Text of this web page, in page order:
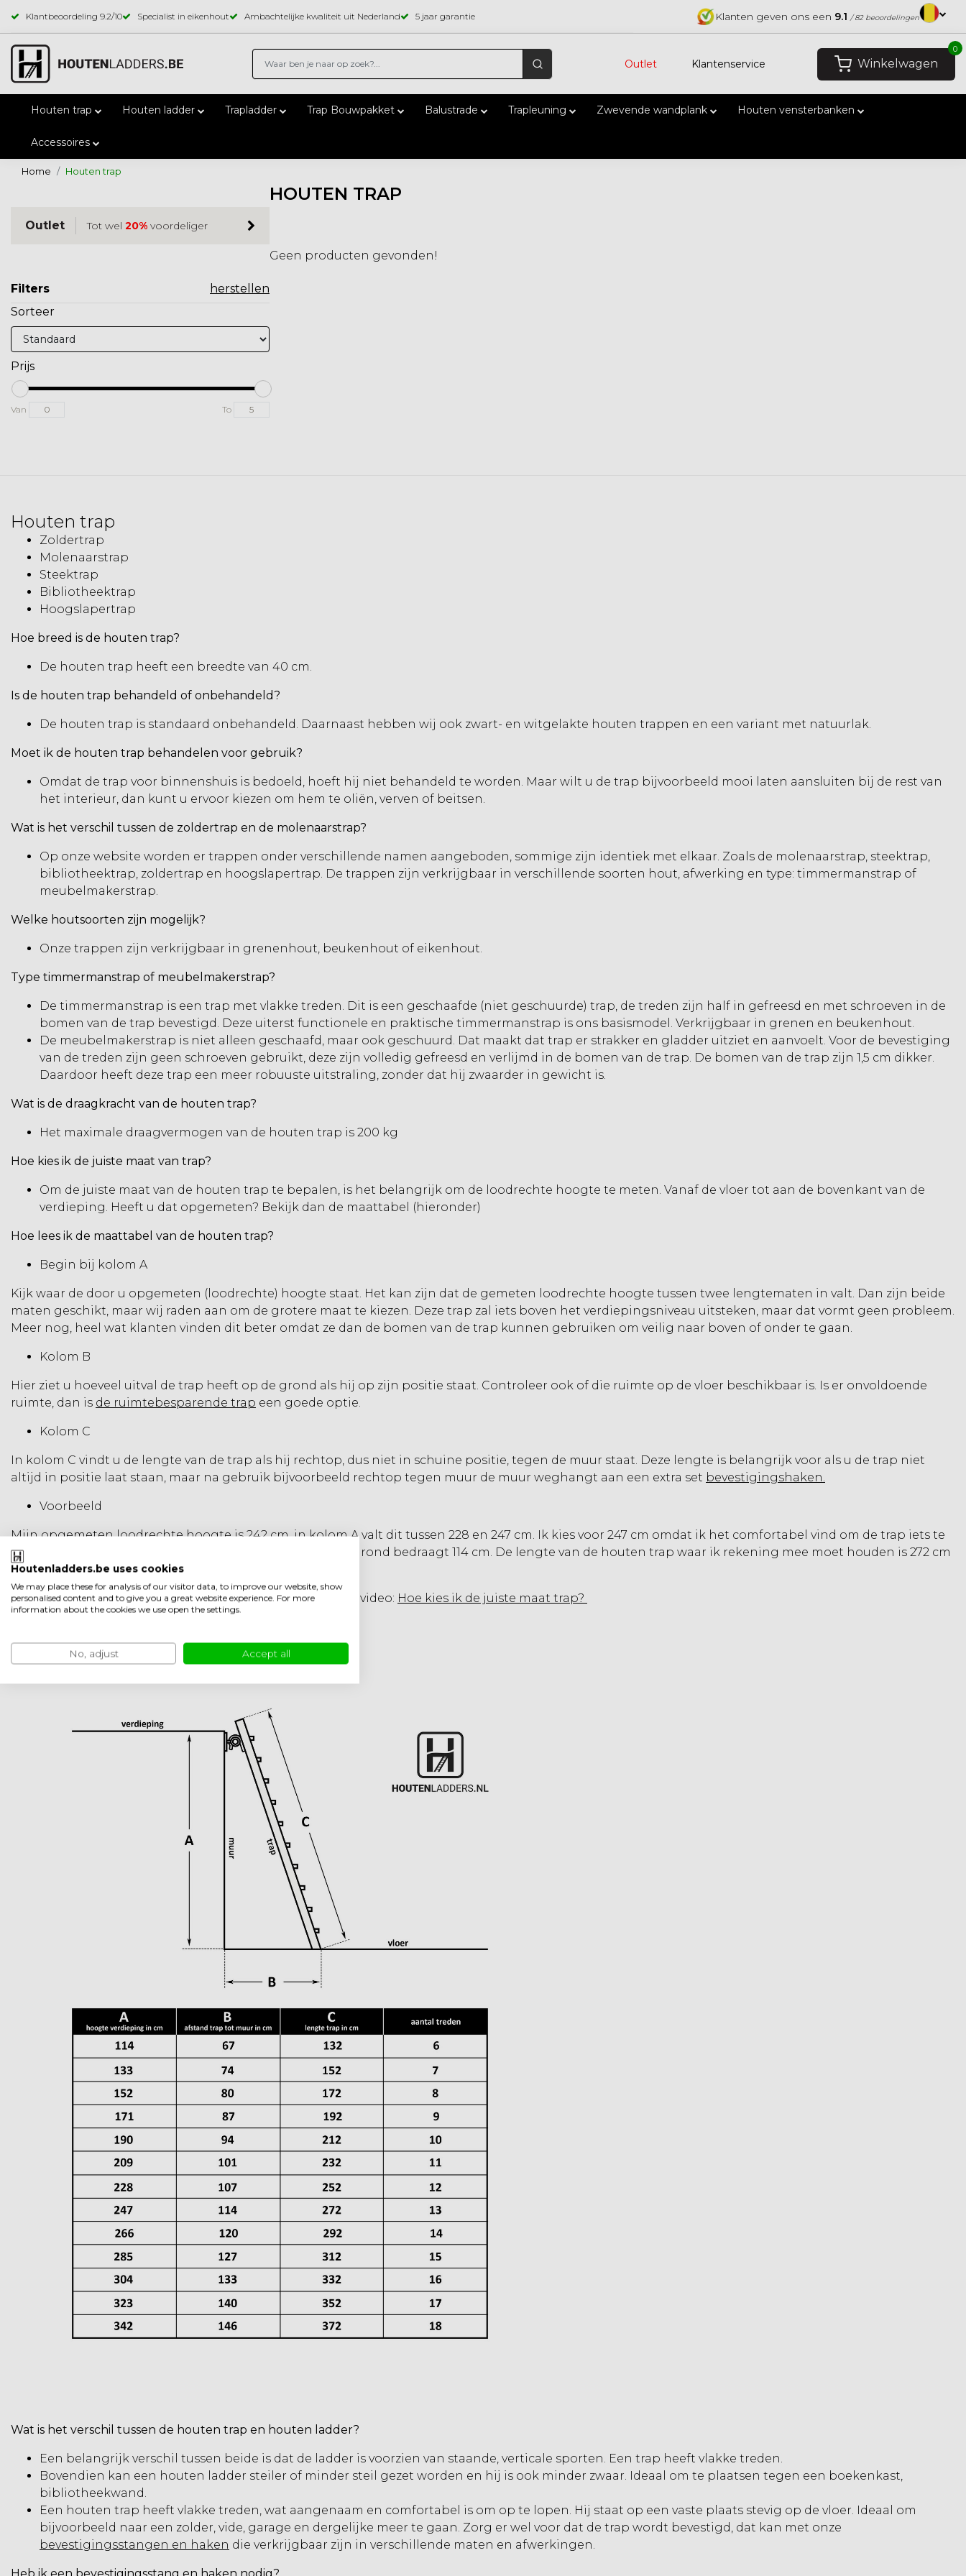
Klantbeoordeling 9.2/10 Specialist in eikenhout Ambachtelijke kwaliteit uit Nederland 5 jaar garantie Klanten geven ons een 9.1 / 82 beoordelingen
Outlet Klantenservice Winkelwagen
0
Houten trap Houten ladder Trapladder Trap Bouwpakket Balustrade Trapleuning Zwevende wandplank Houten vensterbanken
Accessoires
Home Houten trap
Outlet Tot wel 20% voordeliger
Filters
herstellen
Sorteer
Prijs
Van To
HOUTEN TRAP
Geen producten gevonden!
Houten trap
Zoldertrap
Molenaarstrap
Steektrap
Bibliotheektrap
Hoogslapertrap
Hoe breed is de houten trap?
De houten trap heeft een breedte van 40 cm.
Is de houten trap behandeld of onbehandeld?
De houten trap is standaard onbehandeld. Daarnaast hebben wij ook zwart- en witgelakte houten trappen en een variant met natuurlak.
Moet ik de houten trap behandelen voor gebruik?
Omdat de trap voor binnenshuis is bedoeld, hoeft hij niet behandeld te worden. Maar wilt u de trap bijvoorbeeld mooi laten aansluiten bij de rest van
het interieur, dan kunt u ervoor kiezen om hem te oliën, verven of beitsen.
Wat is het verschil tussen de zoldertrap en de molenaarstrap?
Op onze website worden er trappen onder verschillende namen aangeboden, sommige zijn identiek met elkaar. Zoals de molenaarstrap, steektrap,
bibliotheektrap, zoldertrap en hoogslapertrap. De trappen zijn verkrijgbaar in verschillende soorten hout, afwerking en type: timmermanstrap of
meubelmakerstrap.
Welke houtsoorten zijn mogelijk?
Onze trappen zijn verkrijgbaar in grenenhout, beukenhout of eikenhout.
Type timmermanstrap of meubelmakerstrap?
De timmermanstrap is een trap met vlakke treden. Dit is een geschaafde (niet geschuurde) trap, de treden zijn half in gefreesd en met schroeven in de
bomen van de trap bevestigd. Deze uiterst functionele en praktische timmermanstrap is ons basismodel. Verkrijgbaar in grenen en beukenhout.
De meubelmakerstrap is niet alleen geschaafd, maar ook geschuurd. Dat maakt dat trap er strakker en gladder uitziet en aanvoelt. Voor de bevestiging
van de treden zijn geen schroeven gebruikt, deze zijn volledig gefreesd en verlijmd in de bomen van de trap. De bomen van de trap zijn 1,5 cm dikker.
Daardoor heeft deze trap een meer robuuste uitstraling, zonder dat hij zwaarder in gewicht is.
Wat is de draagkracht van de houten trap?
Het maximale draagvermogen van de houten trap is 200 kg
Hoe kies ik de juiste maat van trap?
Om de juiste maat van de houten trap te bepalen, is het belangrijk om de loodrechte hoogte te meten. Vanaf de vloer tot aan de bovenkant van de
verdieping. Heeft u dat opgemeten? Bekijk dan de maattabel (hieronder)
Hoe lees ik de maattabel van de houten trap?
Begin bij kolom A
Kijk waar de door u opgemeten (loodrechte) hoogte staat. Het kan zijn dat de gemeten loodrechte hoogte tussen twee lengtematen in valt. Dan zijn beide
maten geschikt, maar wij raden aan om de grotere maat te kiezen. Deze trap zal iets boven het verdiepingsniveau uitsteken, maar dat vormt geen probleem.
Meer nog, heel wat klanten vinden dit beter omdat ze dan de bomen van de trap kunnen gebruiken om veilig naar boven of onder te gaan.
Kolom B
Hier ziet u hoeveel uitval de trap heeft op de grond als hij op zijn positie staat. Controleer ook of die ruimte op de vloer beschikbaar is. Is er onvoldoende
ruimte, dan is de ruimtebesparende trap een goede optie.
Kolom C
In kolom C vindt u de lengte van de trap als hij rechtop, dus niet in schuine positie, tegen de muur staat. Deze lengte is belangrijk voor als u de trap niet
altijd in positie laat staan, maar na gebruik bijvoorbeeld rechtop tegen muur de muur weghangt aan een extra set bevestigingshaken.
Voorbeeld
Mijn opgemeten loodrechte hoogte is 242 cm, in kolom A valt dit tussen 228 en 247 cm. Ik kies voor 247 cm omdat ik het comfortabel vind om de trap iets te
laten doorlopen. De uitval (kolom B) van deze trap op de grond bedraagt 114 cm. De lengte van de houten trap waar ik rekening mee moet houden is 272 cm
(kolom C), en voor het aantal treden kies ik 13 treden.
Wilt u zien hoe het werkt, bekijk dan onze korte instructievideo: Hoe kies ik de juiste maat trap?
Wat is het verschil tussen de houten trap en houten ladder?
Een belangrijk verschil tussen beide is dat de ladder is voorzien van staande, verticale sporten. Een trap heeft vlakke treden.
Bovendien kan een houten ladder steiler of minder steil gezet worden en hij is ook minder zwaar. Ideaal om te plaatsen tegen een boekenkast,
bibliotheekwand.
Een houten trap heeft vlakke treden, wat aangenaam en comfortabel is om op te lopen. Hij staat op een vaste plaats stevig op de vloer. Ideaal om
bijvoorbeeld naar een zolder, vide, garage en dergelijke meer te gaan. Zorg er wel voor dat de trap wordt bevestigd, dat kan met onze
bevestigingsstangen en haken die verkrijgbaar zijn in verschillende maten en afwerkingen.
Houtenladders.be uses cookies
We may place these for analysis of our visitor data, to improve our website, show
personalised content and to give you a great website experience. For more
information about the cookies we use open the settings.
No, adjust Accept all